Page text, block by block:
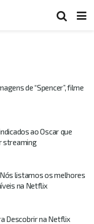
de “Spencer”, filme
ao Oscar que
streaming
listamos os melhores
na Netflix
Descobrir na Netflix